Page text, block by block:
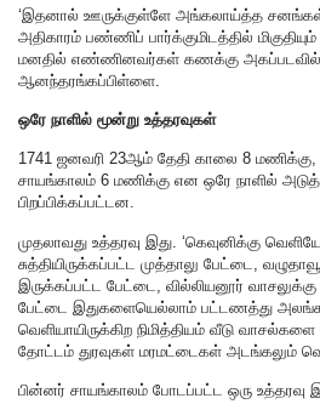
‘இதனால் ஊருக்குள்ளே அங்கலாய்த்த
அதிகாரம் பண்ணிப் பார்க்குமிடத்தில்
மனதில் எண்ணினவர்கள் கணக்கு
ஆனந்தரங்கப்பிள்ளை.
ஒரே நாளில் மூன்று உத்தரவுகள்
1741 ஜனவரி 23ஆம் தேதி காலை 8 மணிக்கு,
சாயங்காலம் 6 மணிக்கு என ஒரே நாளில்
பிறப்பிக்கப்பட்டன.
முதலாவது உத்தரவு இது. ‘கெவுனிக்கு
சுத்தியிருக்கப்பட்ட முத்தாலு பேட்டை,
இருக்கப்பட்ட பேட்டை, வில்லியனூர்
பேட்டை இதுகளையெல்லாம் பட்டணத்து
வெளியாயிருக்கிற நிமித்தியம் வீடு வாசல்களை
தோட்டம் துரவுகள் மரமட்டைகள் அடங்கலும்
பின்னர் சாயங்காலம் போடப்பட்ட ஒரு உத்தரவு